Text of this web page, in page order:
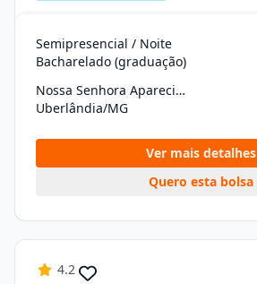
Semipresencial / Noite
Bacharelado (graduação)
Nossa Senhora Aparecida
Uberlândia/MG
Ver mais detalhes
Quero esta bolsa
4.2